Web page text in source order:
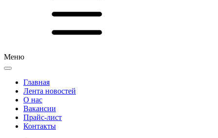
Меню
Главная
Лента новостей
О нас
Вакансии
Прайс-лист
Контакты